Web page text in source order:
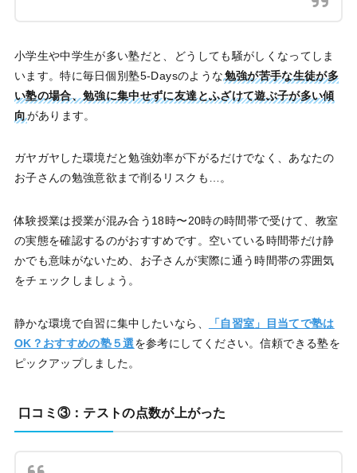
小学生や中学生が多い塾だと、どうしても騒がしくなってしま
います。特に毎日個別塾5-Daysのような勉強が苦手な生徒が多
い塾の場合、勉強に集中せずに友達とふざけて遊ぶ子が多い傾
向があります。
ガヤガヤした環境だと勉強効率が下がるだけでなく、あなたの
お子さんの勉強意欲まで削るリスクも…。
体験授業は授業が混み合う18時〜20時の時間帯で受けて、教室
の実態を確認するのがおすすめです。空いている時間帯だけ静
かでも意味がないため、お子さんが実際に通う時間帯の雰囲気
をチェックしましょう。
静かな環境で自習に集中したいなら、
「自習室」目当てで塾は
OK？おすすめの塾５選を参考にしてください。信頼できる塾を
ピックアップしました。
口コミ③：テストの点数が上がった